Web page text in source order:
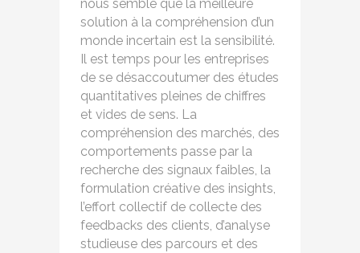
nous semble que la meilleure
solution à la compréhension d’un
monde incertain est la sensibilité.
Il est temps pour les entreprises
de se désaccoutumer des études
quantitatives pleines de chiffres
et vides de sens. La
compréhension des marchés, des
comportements passe par la
recherche des signaux faibles, la
formulation créative des insights,
l’effort collectif de collecte des
feedbacks des clients, d’analyse
studieuse des parcours et des